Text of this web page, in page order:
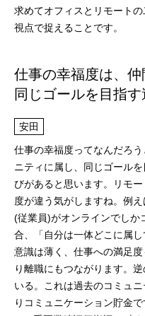
求めてオフィスとリモート
視点で捉えることです。
仕事の幸福度は、仲
同じゴールを目指す
安田
仕事の幸福度ってなんだろ
ニティに属し、同じゴール
びがあると思います。リモ
度が違う気がしますね。例
(従業員)がオンラインでしか
合、「自分は一体どこに属
意識は薄く、仕事への満足
り離職にもつながります。
いる。これは過去のコミュ
りコミュニケーション貯金